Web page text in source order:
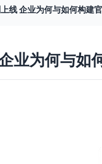
线 企业为何与如何构建
业为何与如